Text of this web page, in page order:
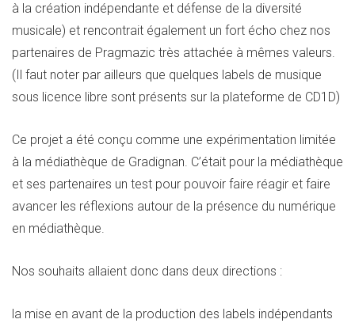
à la création indépendante et défense de la diversité
musicale) et rencontrait également un fort écho chez nos
partenaires de Pragmazic très attachée à mêmes valeurs.
(Il faut noter par ailleurs que quelques labels de musique
sous licence libre sont présents sur la plateforme de CD1D)
Ce projet a été conçu comme une expérimentation limitée
à la médiathèque de Gradignan. C’était pour la médiathèque
et ses partenaires un test pour pouvoir faire réagir et faire
avancer les réflexions autour de la présence du numérique
en médiathèque.
Nos souhaits allaient donc dans deux directions :
la mise en avant de la production des labels indépendants